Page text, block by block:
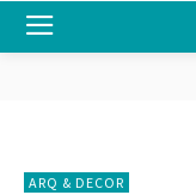
ARQ & DECOR